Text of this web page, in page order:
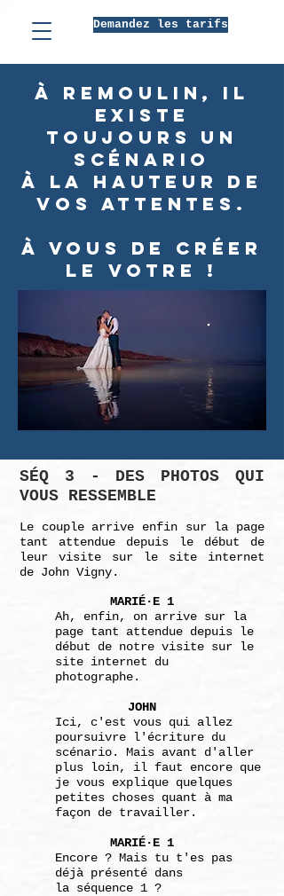
Demandez les tarifs
à Remoulin, Il
existe
toujours un
scénario
à la hauteur de
vos attentes.
À vous de créer
le votre !
SÉQ 3 - DES PHOTOS QUI
VOUS RESSEMBLE
Le couple arrive enfin sur la page
tant attendue depuis le début de
leur visite sur le site internet
de John Vigny.
MARIÉ·E 1
Ah, enfin, on arrive sur la
page tant attendue depuis le
début de notre visite sur le
site internet du
photographe.
JOHN
Ici, c'est vous qui allez
poursuivre l'écriture du
scénario. Mais avant d'aller
plus loin, il faut encore que
je vous explique quelques
petites choses quant à ma
façon de travailler.
MARIÉ·E 1
Encore ? Mais tu t'es pas
déjà présenté dans
la séquence 1 ?